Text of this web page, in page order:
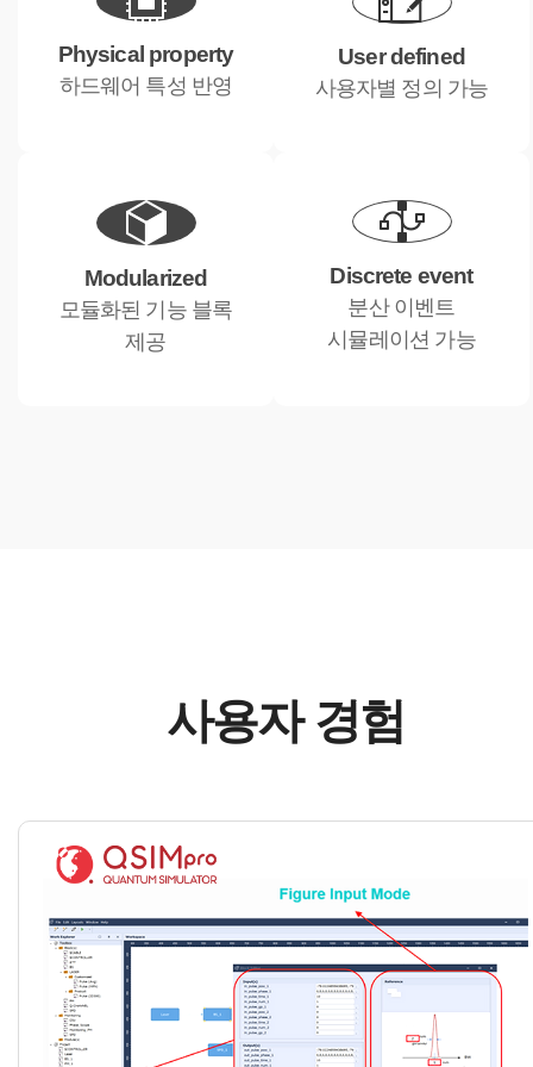
Physical property
하드웨어 특성 반영
User defined
사용자별 정의 가능
Modularized
모듈화된 기능 블록
제공
Discrete event
분산 이벤트
시뮬레이션 가능
사용자 경험